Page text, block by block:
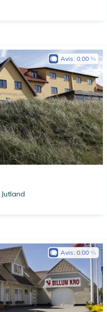
Jutland
Avis: 0.00
Avis: 0.00